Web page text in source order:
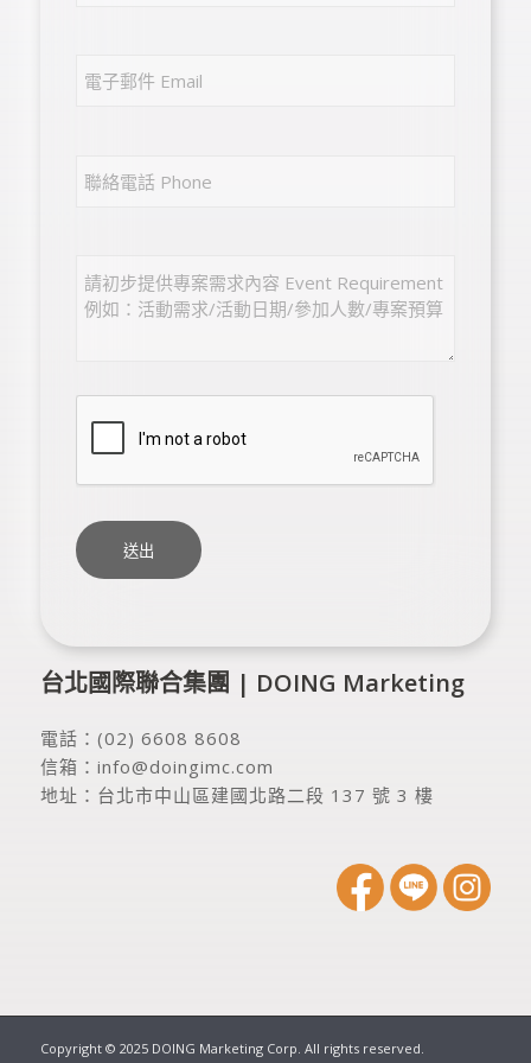
台北國際聯合集團 | DOING Marketing
電話： (02) 6608 8608
信箱： info@doingimc.com
地址： 台北市中山區建國北路二段 137 號 3 樓
Copyright © 2025 DOING Marketing Corp. All rights reserved.